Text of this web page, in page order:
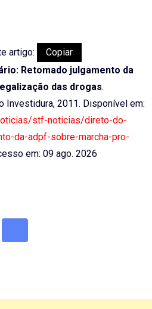
artigo:
Copiar
Retomado julgamento da
das drogas.
Investidura, 2011. Disponível em:
stf-noticias/direto-do-
da-adpf-sobre-marcha-pro-
em: 09 ago. 2026